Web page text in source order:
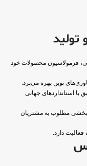
تولید
فرمولاسیون محصولات خود
نوین بهره می‌برد.
استانداردهای جهانی
مطلوب به مشتریان
دارد.